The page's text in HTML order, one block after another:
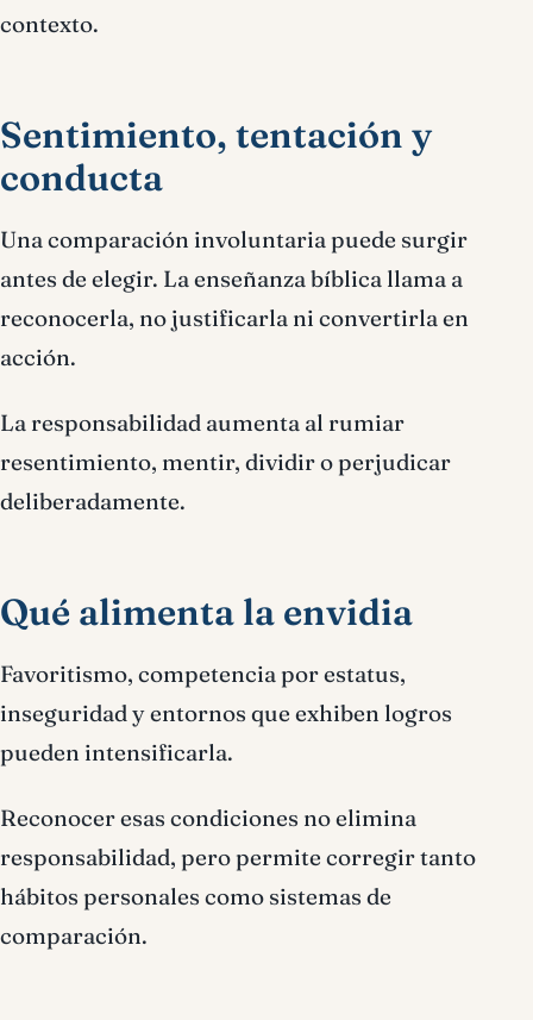
contexto.
Sentimiento, tentación y
conducta
Una comparación involuntaria puede surgir
antes de elegir. La enseñanza bíblica llama a
reconocerla, no justificarla ni convertirla en
acción.
La responsabilidad aumenta al rumiar
resentimiento, mentir, dividir o perjudicar
deliberadamente.
Qué alimenta la envidia
Favoritismo, competencia por estatus,
inseguridad y entornos que exhiben logros
pueden intensificarla.
Reconocer esas condiciones no elimina
responsabilidad, pero permite corregir tanto
hábitos personales como sistemas de
comparación.